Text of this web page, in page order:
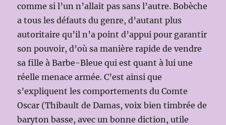
comme si l’un n’allait pas sans l’autre. Bobèche
a tous les défauts du genre, d’autant plus
autoritaire qu’il n’a point d’appui pour garantir
son pouvoir, d’où sa manière rapide de vendre
sa fille à Barbe-Bleue qui est quant à lui une
réelle menace armée. C’est ainsi que
s’expliquent les comportements du Comte
Oscar (Thibault de Damas, voix bien timbrée de
baryton basse, avec un bonne diction, utile